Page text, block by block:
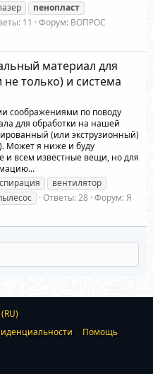
пенопласт
11 Форум: ВОПРОС
материал для
только) и система
соображениями по поводу
для обработки на нашей
(или экструзионный)
Может я ниже и буду
и всем известные вещи, но для
вентилятор
Ответы: 28 Форум:Я
Помощь